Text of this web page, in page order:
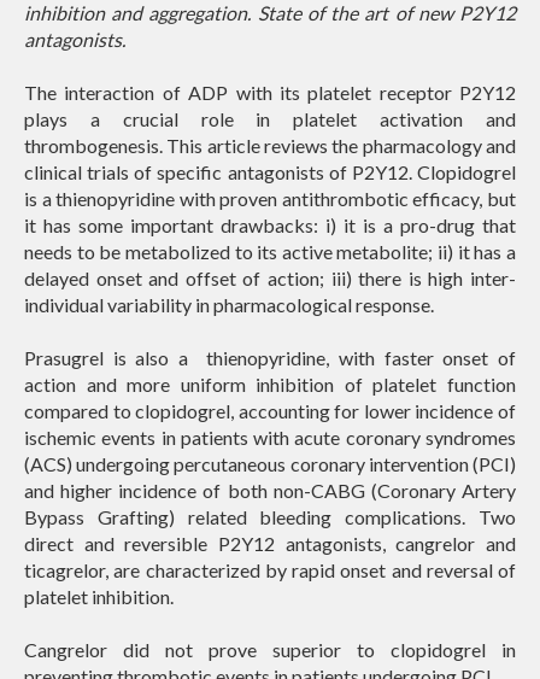
inhibition and aggregation. State of the art of new P2Y12
antagonists.
The interaction of ADP with its platelet receptor P2Y12
plays a crucial role in platelet activation and
thrombogenesis. This article reviews the pharmacology and
clinical trials of specific antagonists of P2Y12. Clopidogrel
is a thienopyridine with proven antithrombotic efficacy, but
it has some important drawbacks: i) it is a pro-drug that
needs to be metabolized to its active metabolite; ii) it has a
delayed onset and offset of action; iii) there is high inter-
individual variability in pharmacological response.
Prasugrel is also a thienopyridine, with faster onset of
action and more uniform inhibition of platelet function
compared to clopidogrel, accounting for lower incidence of
ischemic events in patients with acute coronary syndromes
(ACS) undergoing percutaneous coronary intervention (PCI)
and higher incidence of both non-CABG (Coronary Artery
Bypass Grafting) related bleeding complications. Two
direct and reversible P2Y12 antagonists, cangrelor and
ticagrelor, are characterized by rapid onset and reversal of
platelet inhibition.
Cangrelor did not prove superior to clopidogrel in